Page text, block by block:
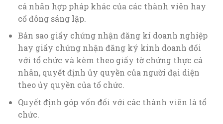
cá nhân hợp pháp khác của các thành viên hay
cổ đông sáng lập.
Bản sao giấy chứng nhận đăng kí doanh nghiệp
hay giấy chứng nhận đăng ký kinh doanh đối
với tổ chức và kèm theo giấy tờ chứng thực cá
nhân, quyết định ủy quyền của người đại diện
theo ủy quyền của tổ chức.
Quyết định góp vốn đối với các thành viên là tổ
chức.